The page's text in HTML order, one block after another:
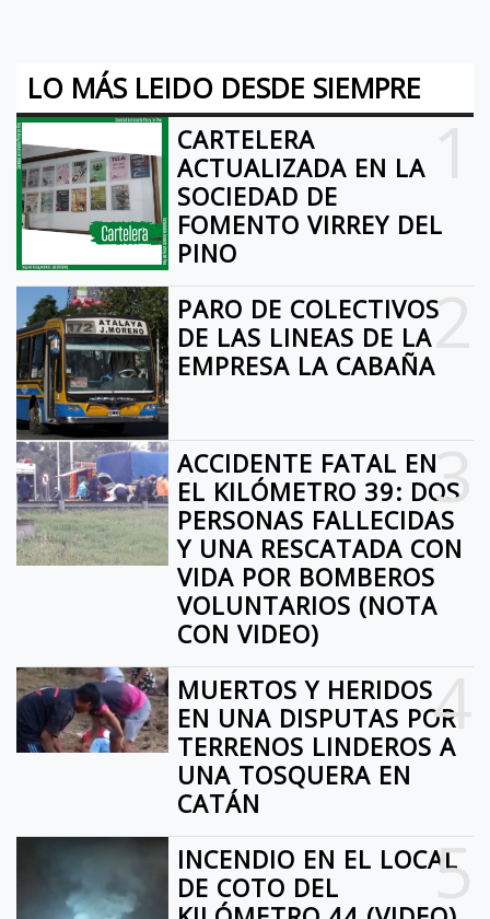
LO MÁS LEIDO DESDE SIEMPRE
CARTELERA
ACTUALIZADA EN LA
SOCIEDAD DE
FOMENTO VIRREY DEL
PINO
2
PARO DE COLECTIVOS
DE LAS LINEAS DE LA
EMPRESA LA CABAÑA
3
ACCIDENTE FATAL EN
EL KILÓMETRO 39: DOS
PERSONAS FALLECIDAS
Y UNA RESCATADA CON
VIDA POR BOMBEROS
VOLUNTARIOS (NOTA
CON VIDEO)
4
MUERTOS Y HERIDOS
EN UNA DISPUTAS POR
TERRENOS LINDEROS A
UNA TOSQUERA EN
CATÁN
5
INCENDIO EN EL LOCAL
DE COTO DEL